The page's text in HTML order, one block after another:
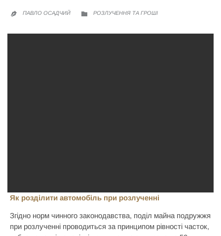
 ПАВЛО ОСАДЧИЙ  CATEGORY
РОЗЛУЧЕННЯ ТА ГРОШІ
Як розділити автомобіль при розлученні
Згідно норм чинного законодавства, поділ майна подружжя
при розлученні проводиться за принципом рівності часток,